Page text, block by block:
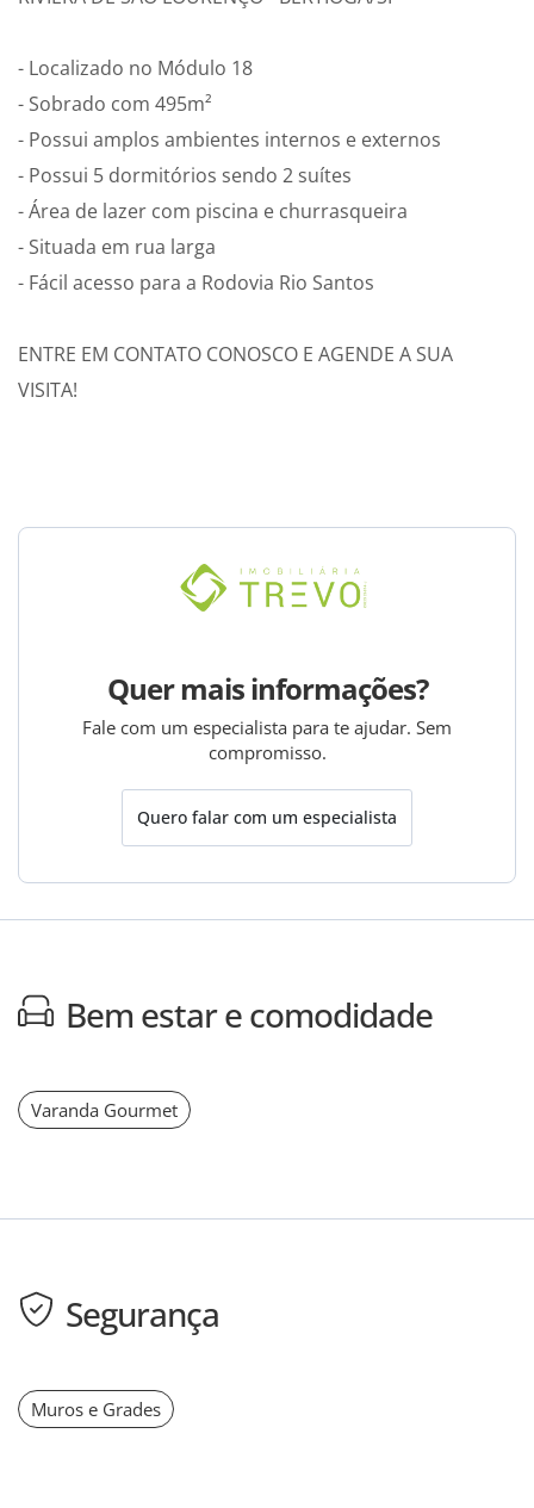
- Localizado no Módulo 18
- Sobrado com 495m²
- Possui amplos ambientes internos e externos
- Possui 5 dormitórios sendo 2 suítes
- Área de lazer com piscina e churrasqueira
- Situada em rua larga
- Fácil acesso para a Rodovia Rio Santos
ENTRE EM CONTATO CONOSCO E AGENDE A SUA
VISITA!
Quer mais informações?
Fale com um especialista para te ajudar. Sem
compromisso.
Quero falar com um especialista
Bem estar e comodidade
Varanda Gourmet
Segurança
Muros e Grades